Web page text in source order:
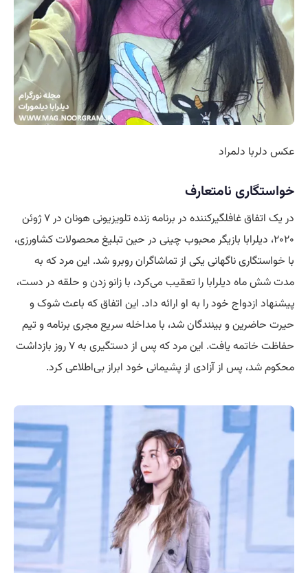
عکس دلربا دلمراد
خواستگاری نامتعارف
در یک اتفاق غافلگیرکننده در برنامه زنده تلویزیونی هونان در ۷ ژوئن
۲۰۲۰، دیلرابا بازیگر محبوب چینی در حین تبلیغ محصولات کشاورزی،
با خواستگاری ناگهانی یکی از تماشاگران روبرو شد. این مرد که به
مدت شش ماه دیلرابا را تعقیب می‌کرد، با زانو زدن و حلقه در دست،
پیشنهاد ازدواج خود را به او ارائه داد. این اتفاق که باعث شوک و
حیرت حاضرین و بینندگان شد، با مداخله سریع مجری برنامه و تیم
حفاظت خاتمه یافت. این مرد که پس از دستگیری به ۷ روز بازداشت
محکوم شد، پس از آزادی از پشیمانی خود ابراز بی‌اطلاعی کرد.